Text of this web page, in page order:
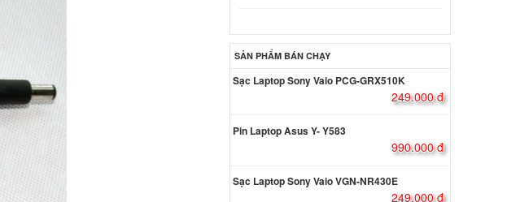
Inspiron 15 3573 65W
SẢN PHẨM BÁN CHẠY
Sạc Laptop Sony Vaio PCG-GRX510K
249.000 đ
Pin Laptop Asus Y- Y583
990.000 đ
Sạc Laptop Sony Vaio VGN-NR430E
249.000 đ